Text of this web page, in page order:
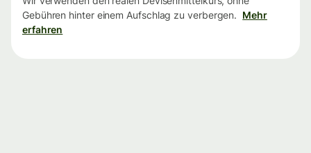
Gebühren hinter einem Aufschlag zu verbergen. Mehr
erfahren